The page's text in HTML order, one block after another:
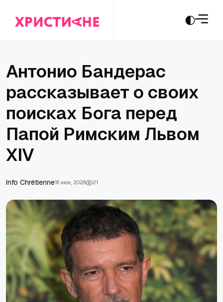
Антонио Бандерас
рассказывает о своих
поисках Бога перед
Папой Римским Львом
XIV
Info Chrétienne16 июн., 2026 21